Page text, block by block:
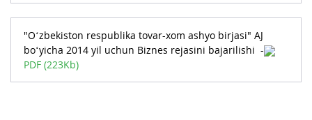
"O‘zbekiston respublika tovar-xom ashyo birjasi" AJ
bo‘yicha 2014 yil uchun Biznes rejasini bajarilishi -
PDF (223Kb)